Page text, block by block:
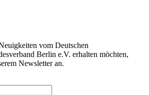
vom Deutschen
Berlin e.V. erhalten möchten,
Newsletter an.